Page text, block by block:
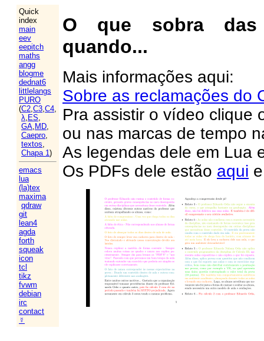
Quick
index
main
eev
eepitch
maths
angg
blogme
dednat6
littlelangs
PURO
(C2,C3,C4,
λ, ES,
GA, MD,
Caepro,
textos,
Chapa 1)
emacs
lua
(la)tex
maxima
qdraw
git
lean4
agda
forth
squeak
icon
tcl
tikz
fvwm
debian
irc
contact
☿
O que sobra das
quando...
Mais informações aqui:
Sobre as reclamações do
Pra assistir o vídeo clique
ou nas marcas de tempo
As legendas dele em Lua
Os PDFs dele estão aqui